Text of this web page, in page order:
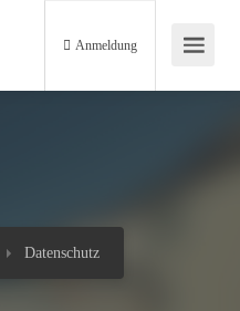
Anmeldung
Datenschutz